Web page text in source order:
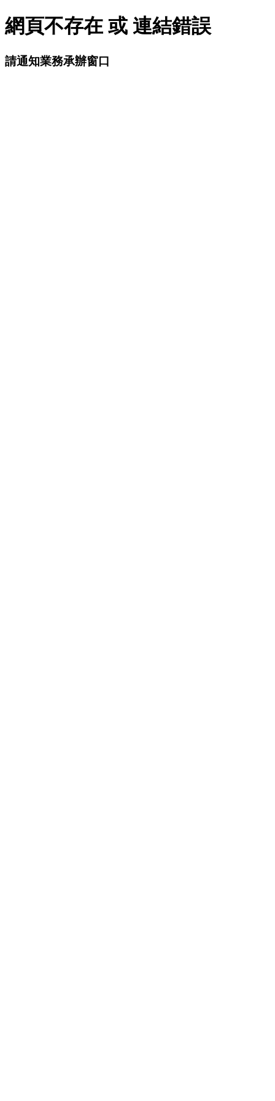
網頁不存在 或 連結錯誤
請通知業務承辦窗口